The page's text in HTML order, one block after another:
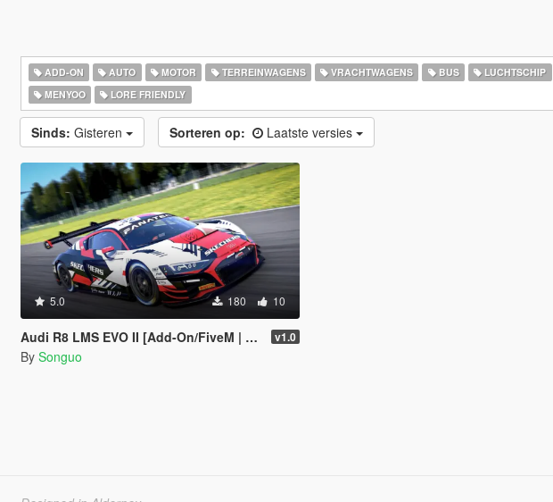
ADD-ON AUTO MOTOR TERREINWAGENS VRACHTWAGENS BUS LUCHTSCHIP
MENYOO
LORE FRIENDLY
Sinds: Gisteren Sorteren op: Laatste versies
5.0 180 10
Audi R8 LMS EVO II [Add-On/FiveM | Tuning | Template] v1.0
By Songuo